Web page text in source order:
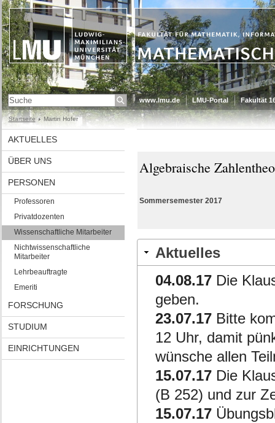
www.lmu.de LMU-Portal Fakultät
Startseite Martin Hofer
AKTUELLES
ÜBER UNS
PERSONEN
Professoren
Privatdozenten
Wissenschaftliche Mitarbeiter
Nichtwissenschaftliche
Mitarbeiter
Lehrbeauftragte
Emeriti
FORSCHUNG
STUDIUM
EINRICHTUNGEN
Algebraische
Sommersemester 2017
Aktuelles
04.08.17Die
geben.
23.07.17 Bitte
12 Uhr, damit
wünsche allen
15.07.17Die
(B 252) und zur
15.07.17